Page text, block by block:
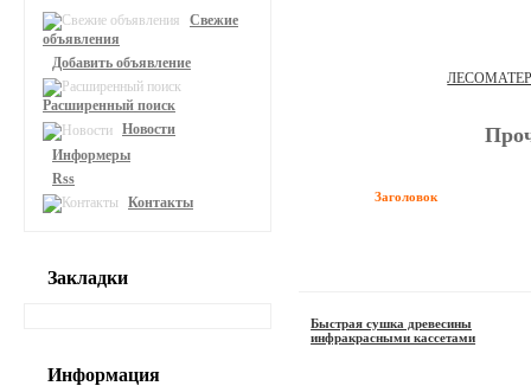
Заголовок
Быстрая сушка древесины
инфракрасными кассетами
Свежие
объявления
Добавить объявление
Расширенный поиск
Новости
Информеры
Rss
Контакты
Закладки
Информация